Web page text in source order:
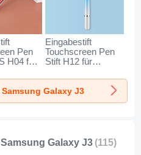
Pen
H04 für
Eingabestift
Touchscreen Pen
Stift H12 für
J3 Blau
Galaxy J3
Galaxy J3 (115)